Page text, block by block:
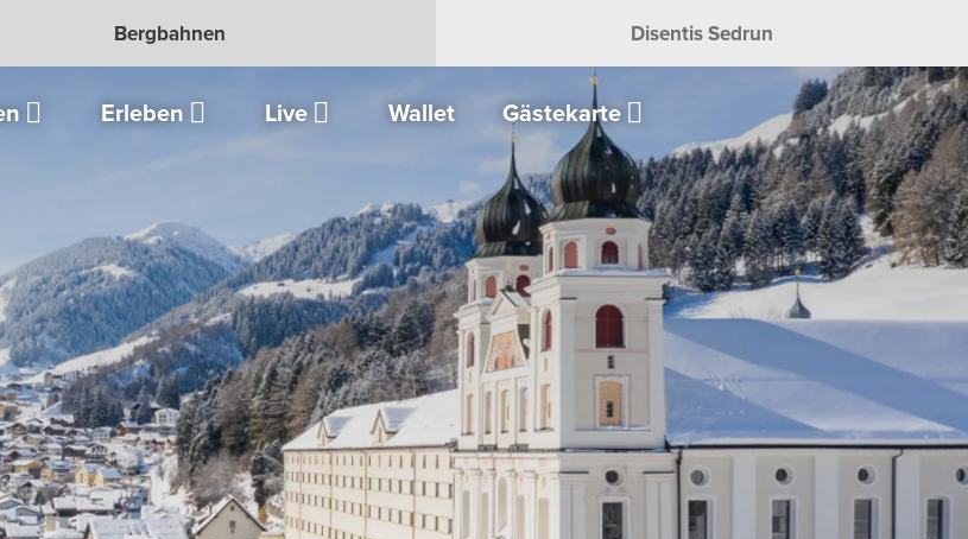
Bergbahnen Disentis Sedrun
Erleben Live Wallet Gästekarte